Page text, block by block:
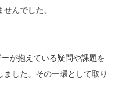
んでした。
が抱えている疑問や課題を
した。その一環として取り